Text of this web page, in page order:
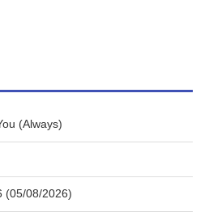
(Always)
(05/08/2026)